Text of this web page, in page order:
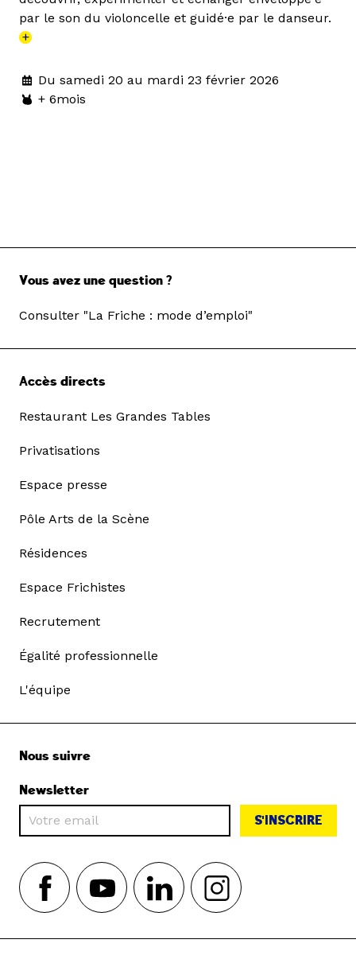
par le son du violoncelle et guidé·e par le danseur.
+
Du samedi 20 au mardi 23 février 2026
+ 6mois
Vous avez une question ?
Consulter "La Friche : mode d’emploi"
Accès directs
Restaurant Les Grandes Tables
Privatisations
Espace presse
Pôle Arts de la Scène
Résidences
Espace Frichistes
Recrutement
Égalité professionnelle
L'équipe
Nous suivre
Newsletter
S'INSCRIRE